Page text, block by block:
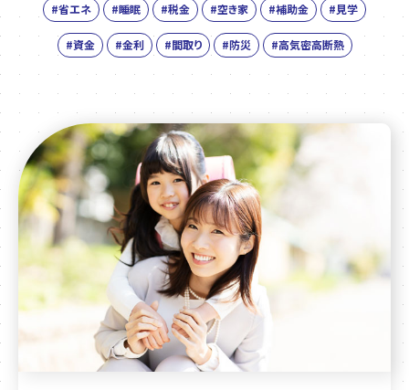
#省エネ #睡眠 #税金 #空き家 #補助金 #見学
#資金 #金利 #間取り #防災 #高気密高断熱